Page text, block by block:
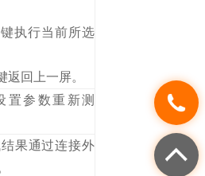
执行当前所选
返回上一屏。
置参数重新测
果通过连接外